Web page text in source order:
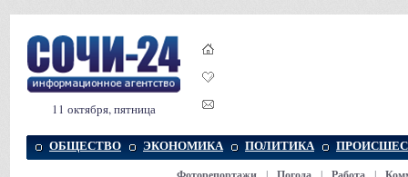
11 октября, пятница
ОБЩЕСТВО ЭКОНОМИКА ПОЛИТИКА